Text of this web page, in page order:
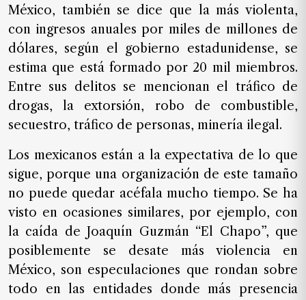
Contáctanos
Anúnciate
con
nosotros
Donativos
Hemeroteca
noticias
FAQ
México, también se dice que la más violenta,
con ingresos anuales por miles de millones de
dólares, según el gobierno estadunidense, se
estima que está formado por 20 mil miembros.
Entre sus delitos se mencionan el tráfico de
drogas, la extorsión, robo de combustible,
secuestro, tráfico de personas, minería ilegal.
Los mexicanos están a la expectativa de lo que
sigue, porque una organización de este tamaño
no puede quedar acéfala mucho tiempo. Se ha
visto en ocasiones similares, por ejemplo, con
la caída de Joaquín Guzmán “El Chapo”, que
posiblemente se desate más violencia en
México, son especulaciones que rondan sobre
todo en las entidades donde más presencia